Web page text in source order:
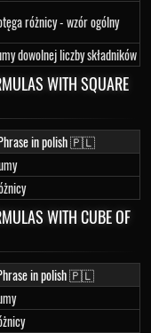
różnicy - wzór ogólny
dowolnej liczby składników
WITH SQUARE
in polish 🇵🇱
WITH CUBE OF
in polish 🇵🇱